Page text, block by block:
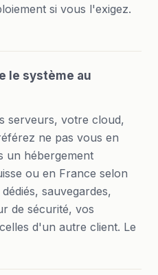
si vous l'exigez.
le système au
serveurs, votre cloud,
ne pas vous en
un hébergement
ou en France selon
sauvegardes,
de sécurité, vos
d'un autre client. Le